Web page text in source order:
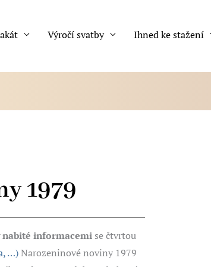
Výročí svatby Ihned ke stažení
1979
nabité informacemise čtvrtou
…)Narozeninové noviny 1979